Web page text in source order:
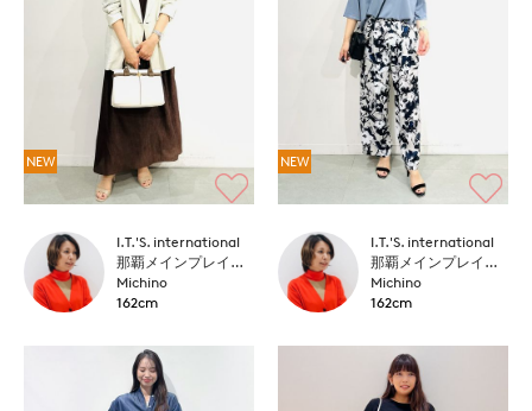
NEW
I.T.'S. international
那覇メインプレイスI.T.'S.international
Michino
162cm
NEW
I.T.'S. international
那覇メインプレイスI.T.'S.international
Michino
162cm